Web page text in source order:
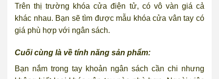
Trên thị trường khóa cửa điện tử, có vô vàn giá cả
khác nhau. Bạn sẽ tìm được mẫu khóa cửa vân tay có
giá phù hợp với ngân sách.
Cuối cùng là về tính năng sản phẩm:
Bạn nắm trong tay khoản ngân sách cần chi nhưng